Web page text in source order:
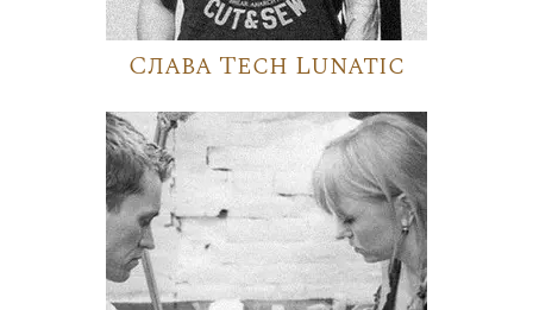
Слава Tech Lunatic